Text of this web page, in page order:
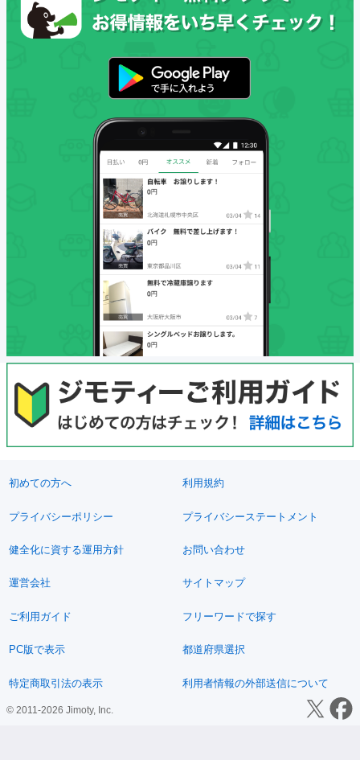
初めての方へ 利用規約
プライバシーポリシー プライバシーステートメント
健全化に資する運用方針 お問い合わせ
運営会社 サイトマップ
ご利用ガイド フリーワードで探す
PC版で表示 都道府県選択
特定商取引法の表示 利用者情報の外部送信について
© 2011-2026 Jimoty, Inc.